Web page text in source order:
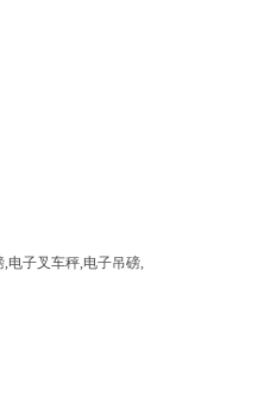
子叉车秤,电子吊磅,